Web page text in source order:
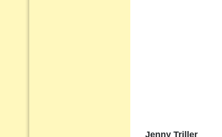
Jenny Triller